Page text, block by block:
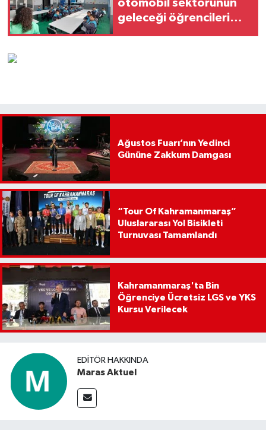
otomobil sektörünün
geleceği öğrencileri
Ağustos Fuarı’nın Yedinci
Gününe Zakkum Damgası
“Tour Of Kahramanmaraş”
Uluslararası Yol Bisikleti
Turnuvası Tamamlandı
Kahramanmaraş'ta Bin
Öğrenciye Ücretsiz LGS ve YKS
Kursu Verilecek
EDITÖR HAKKINDA
Maras Aktuel